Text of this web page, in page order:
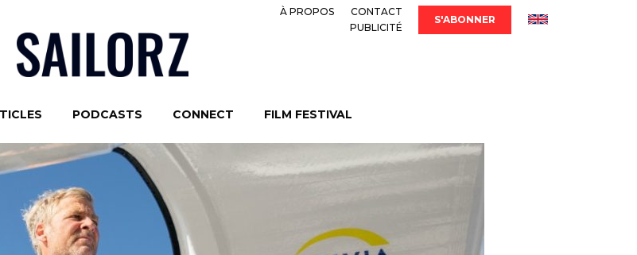
À PROPOS
CONTACT
PUBLICITÉ
S'ABONNER
PODCASTS CONNECT FILM FESTIVAL